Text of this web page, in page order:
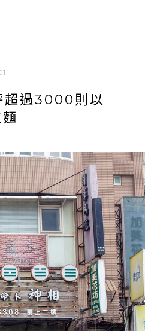
超過3000則以